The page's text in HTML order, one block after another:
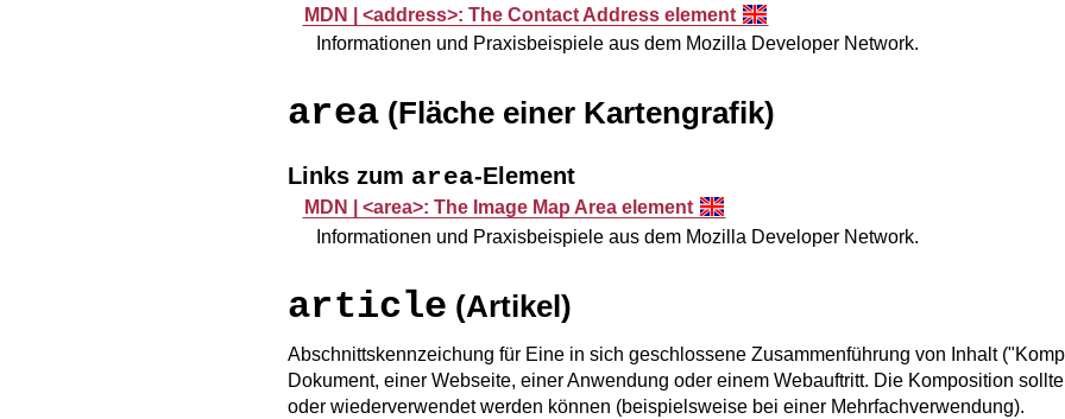
MDN |<address>: The Contact Address element
Informationen und Praxisbeispiele aus dem Mozilla Developer Network.
area(Fläche einer Kartengrafik)
Links zum area-Element
MDN |<area>: The Image Map Area element
Informationen und Praxisbeispiele aus dem Mozilla Developer Network.
article (Artikel)
Abschnittskennzeichung für Eine in sich geschlossene Zusammenführung von Inhalt
Dokument, einer Webseite, einer Anwendung oder einem Webauftritt. Die Komposition
oder wiederverwendet werden können (beispielsweise bei einer Mehrfachverwendung).